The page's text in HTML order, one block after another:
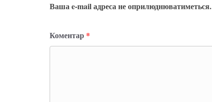
Ваша e-mail адреса не оприлюднюватиметься.
Коментар *